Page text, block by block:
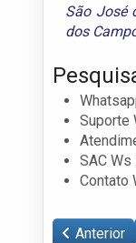
São José
dos
Suporte
SAC
Contato
Anterior